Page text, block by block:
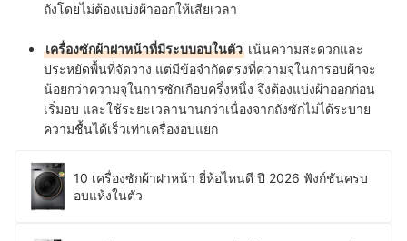
ถังโดยไม่ต้องแบ่งผ้าออกให้เสียเวลา
เครื่องซักผ้าฝาหน้าที่มีระบบอบในตัว เน้นความสะดวกและ
ประหยัดพื้นที่จัดวาง แต่มีข้อจำกัดตรงที่ความจุในการอบผ้าจะ
น้อยกว่าความจุในการซักเกือบครึ่งหนึ่ง จึงต้องแบ่งผ้าออกก่อน
เริ่มอบ และใช้ระยะเวลานานกว่าเนื่องจากถังซักไม่ได้ระบาย
ความชื้นได้เร็วเท่าเครื่องอบแยก
10 เครื่องซักผ้าฝาหน้า ยี่ห้อไหนดี ปี 2026 ฟังก์ชันครบ
อบแห้งในตัว